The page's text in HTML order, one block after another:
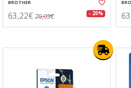
BROTHER
63,22€ 79,03€ - 20%